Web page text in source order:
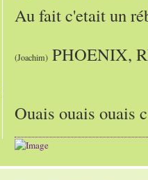
Au fait c'etait un
(Joachim) PHOENIX,
Ouais ouais ouais